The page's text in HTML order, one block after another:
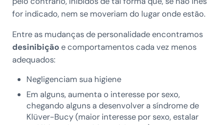
for indicado, nem se moveriam do lugar onde estão.
Entre as mudanças de personalidade encontramos
desinibiçãoe comportamentos cada vez menos
adequados:
Negligenciam sua higiene
Em alguns, aumenta o interesse por sexo,
chegando alguns a desenvolver a síndrome de
Klüver-Bucy (maior interesse por sexo, estalar